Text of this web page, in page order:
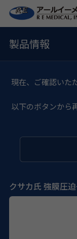
製品情報
現在、ご確認いた
以下のボタンから
クサカ氏 強膜圧